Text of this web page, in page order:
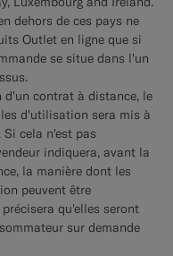
dehors de ces pays ne
Outlet en ligne que si
se situe dans l'un
contrat à distance, le
d'utilisation sera mis à
cela n'est pas
indiquera, avant la
la manière dont les
peuvent être
qu'elles seront
sur demande